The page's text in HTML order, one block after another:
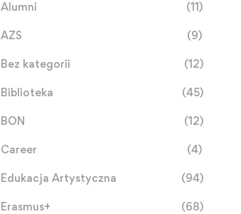
Alumni (11)
AZS (9)
Bez kategorii (12)
Biblioteka (45)
BON (12)
Career (4)
Edukacja Artystyczna (94)
Erasmus+ (68)